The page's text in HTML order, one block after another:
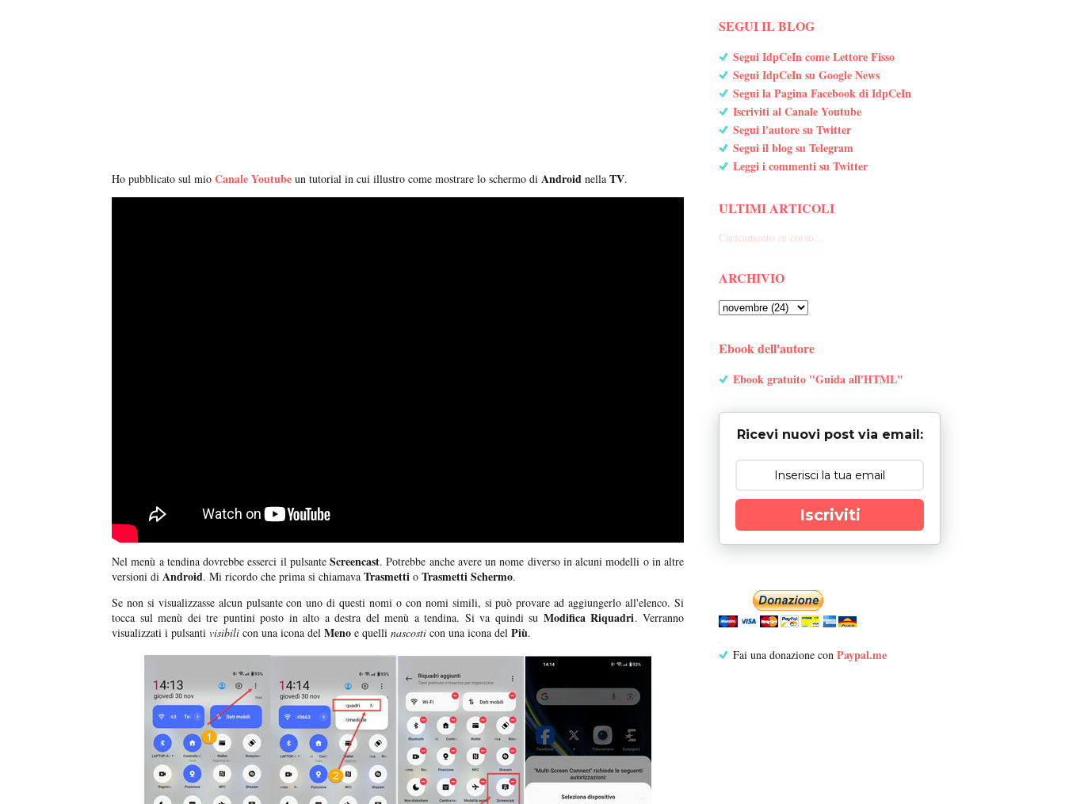
Ho pubblicato sul mio Canale Youtube un tutorial in cui illustro come mostrare lo schermo di Android nella TV.
Nel menù a tendina dovrebbe esserci il pulsante Screencast. Potrebbe anche avere un nome diverso in alcuni modelli o in altre
versioni di Android. Mi ricordo che prima si chiamava Trasmetti o Trasmetti Schermo.
Se non si visualizzasse alcun pulsante con uno di questi nomi o con nomi simili, si può provare ad aggiungerlo all'elenco. Si
tocca sul menù dei tre puntini posto in alto a destra del menù a tendina. Si va quindi su Modifica Riquadri. Verranno
visualizzati i pulsanti visibili con una icona del Meno e quelli nascosti con una icona del Più.
SEGUI IL BLOG
Segui IdpCeIn come Lettore Fisso
Segui IdpCeIn su Google News
Segui la Pagina Facebook di IdpCeIn
Iscriviti al Canale Youtube
Segui l'autore su Twitter
Segui il blog su Telegram
Leggi i commenti su Twitter
ULTIMI ARTICOLI
Caricamento in corso...
ARCHIVIO
Ebook dell'autore
Ebook gratuito "Guida all'HTML"
Ricevi nuovi post via email:
Iscriviti
Fai una donazione con Paypal.me